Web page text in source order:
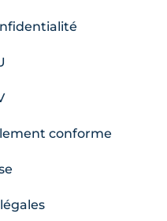
conforme